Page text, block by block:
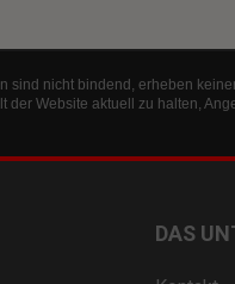
nicht bindend, erheben
Website aktuell zu halten,
DAS